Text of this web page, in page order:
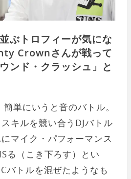
ぶトロフィーが気にな
Crownさんが戦って
ンド・クラッシュ」と
簡単にいうと音のバトル。
キルを競い合うDJバトル
マイク・パフォーマンス
る（こき下ろす）とい
バトルを混ぜたようなも